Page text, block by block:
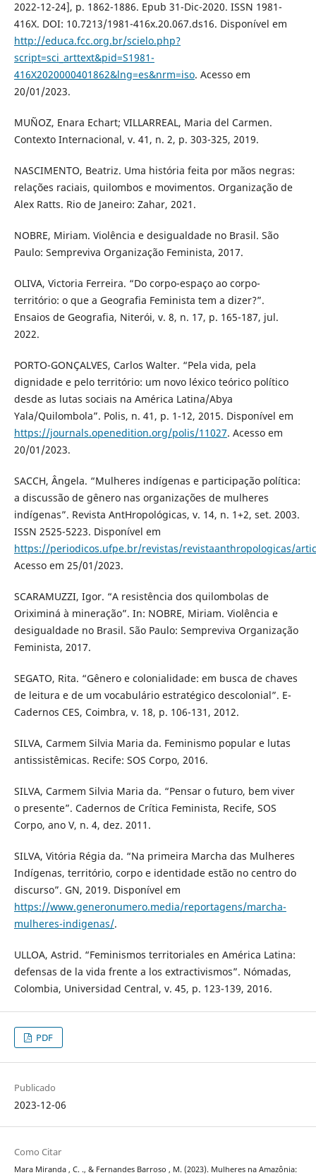
2022-12-24], p. 1862-1886. Epub 31-Dic-2020. ISSN 1981-
416X. DOI: 10.7213/1981-416x.20.067.ds16. Disponível em
http://educa.fcc.org.br/scielo.php?
script=sci_arttext&pid=S1981-
416X2020000401862&lng=es&nrm=iso. Acesso em
20/01/2023.
MUÑOZ, Enara Echart; VILLARREAL, Maria del Carmen.
Contexto Internacional, v. 41, n. 2, p. 303-325, 2019.
NASCIMENTO, Beatriz. Uma história feita por mãos negras:
relações raciais, quilombos e movimentos. Organização de
Alex Ratts. Rio de Janeiro: Zahar, 2021.
NOBRE, Miriam. Violência e desigualdade no Brasil. São
Paulo: Sempreviva Organização Feminista, 2017.
OLIVA, Victoria Ferreira. “Do corpo-espaço ao corpo-
território: o que a Geografia Feminista tem a dizer?”.
Ensaios de Geografia, Niterói, v. 8, n. 17, p. 165-187, jul.
2022.
PORTO-GONÇALVES, Carlos Walter. “Pela vida, pela
dignidade e pelo território: um novo léxico teórico político
desde as lutas sociais na América Latina/Abya
Yala/Quilombola”. Polis, n. 41, p. 1-12, 2015. Disponível em
https://journals.openedition.org/polis/11027. Acesso em
20/01/2023.
SACCH, Ângela. “Mulheres indígenas e participação política:
a discussão de gênero nas organizações de mulheres
indígenas”. Revista AntHropológicas, v. 14, n. 1+2, set. 2003.
ISSN 2525-5223. Disponível em
https://periodicos.ufpe.br/revistas/revistaanthropologicas/
Acesso em 25/01/2023.
SCARAMUZZI, Igor. “A resistência dos quilombolas de
Oriximiná à mineração”. In: NOBRE, Miriam. Violência e
desigualdade no Brasil. São Paulo: Sempreviva Organização
Feminista, 2017.
SEGATO, Rita. “Gênero e colonialidade: em busca de chaves
de leitura e de um vocabulário estratégico descolonial”. E-
Cadernos CES, Coimbra, v. 18, p. 106-131, 2012.
SILVA, Carmem Silvia Maria da. Feminismo popular e lutas
antissistêmicas. Recife: SOS Corpo, 2016.
SILVA, Carmem Silvia Maria da. “Pensar o futuro, bem viver
o presente”. Cadernos de Crítica Feminista, Recife, SOS
Corpo, ano V, n. 4, dez. 2011.
SILVA, Vitória Régia da. “Na primeira Marcha das Mulheres
Indígenas, território, corpo e identidade estão no centro do
discurso”. GN, 2019. Disponível em
https://www.generonumero.media/reportagens/marcha-
mulheres-indigenas/.
ULLOA, Astrid. “Feminismos territoriales en América Latina:
defensas de la vida frente a los extractivismos”. Nómadas,
Colombia, Universidad Central, v. 45, p. 123-139, 2016.
PDF
Publicado
2023-12-06
Como Citar
Mara Miranda , C. ., & Fernandes Barroso , M. (2023). Mulheres na Amazônia: